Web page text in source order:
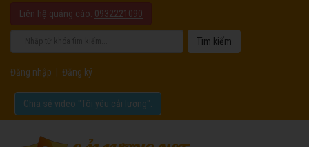
Liên hệ quảng cáo: 0932221090
Đăng nhập Đăng ký
Chia sẻ video "Tôi yêu cải lương".